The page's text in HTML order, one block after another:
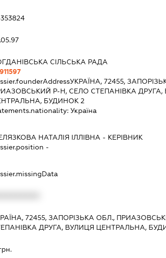
СІЛЬСЬКА РАДА
УКРАЇНА, 72455,
Р-Н, СЕЛО СТЕПАНІВКА ДРУГА,
БУДИНОК 2
Україна
НАТАЛІЯ ІЛЛІВНА - КЕРІВНИК
-
72455, ЗАПОРІЗЬКА ОБЛ.,
ДРУГА, ВУЛИЦЯ ЦЕНТРАЛЬНА,